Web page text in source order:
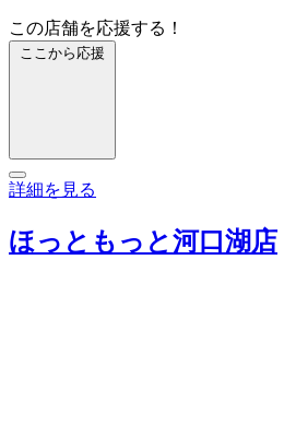
この店舗を応援する！
ここから応援
詳細を見る
ほっともっと河口湖店